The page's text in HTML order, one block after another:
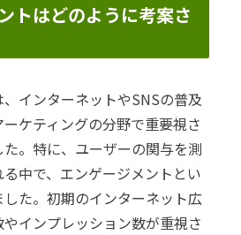
トはどのように考案さ
、インターネットやSNSの普及
ケティングの分野で重要視さ
。特に、ユーザーの関与を測
中で、エンゲージメントとい
た。初期のインターネット広
インプレッション数が重視さ